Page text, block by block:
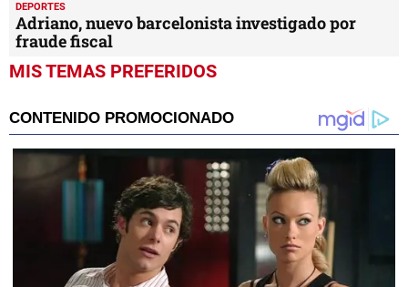
DEPORTES
Adriano, nuevo barcelonista investigado por
fraude fiscal
MIS TEMAS PREFERIDOS